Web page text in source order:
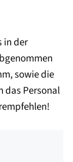
in der
sowie die
das Personal